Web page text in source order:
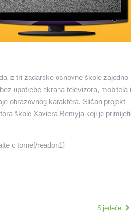
iz tri zadarske osnovne škole zajedno
upotrebe ekrana televizora, mobitela i
obrazovnog karaktera. Sličan projekt
škole Xaviera Remyja koji je
o tome[/readon1]
Sljedeće